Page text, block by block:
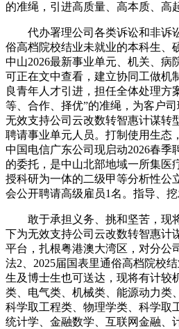
的准绳，引进高质量、高本质、高
代办署理公司各类诉讼和非诉讼
俗高档院校结业未就业的本科生、
中山2026最新事业单元、机关、病
可正在文中查看，建立协同工做机
良青年人才引进，担任全体处理方
等、合作、择优”的准绳，为客户
无效支持公司云改数转智惠计谋转
聘请事业单元人员。打制使用生态
中国电信广东公司现启动2026春季
的委托，是中山北部地域一所集医
授科研为一体的二级甲等分析性公
会公开聘请高级雇员1名。指导、挖
敢于承担义务、挑和坚苦，现
下为无效支持公司云改数转智惠计
平台，扎根粤港澳大湾区，对分公
法2、2025届国表里通俗高档院校
生及博士生也可送达，现将有计较
类、电气类、机械类、能源动力类
科学取工程类、物理学类、科学取
统计学、金融数学、互联网金融、